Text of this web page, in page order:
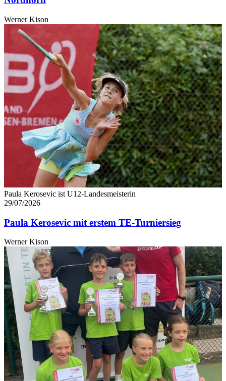
Werner Kison
Paula Kerosevic ist U12-Landesmeisterin
29/07/2026
Paula Kerosevic mit erstem TE-Turniersieg
Werner Kison